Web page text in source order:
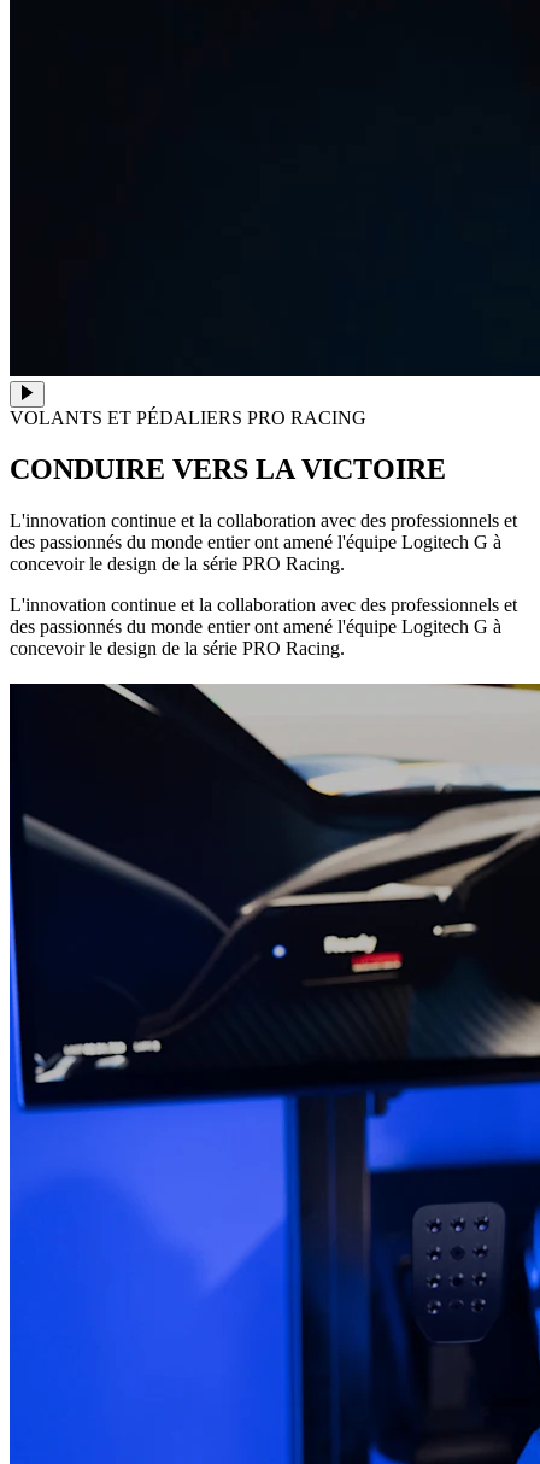
VOLANTS ET PÉDALIERS PRO RACING
CONDUIRE VERS LA VICTOIRE
L'innovation continue et la collaboration avec des professionnels et
des passionnés du monde entier ont amené l'équipe Logitech G à
concevoir le design de la série PRO Racing.
L'innovation continue et la collaboration avec des professionnels et
des passionnés du monde entier ont amené l'équipe Logitech G à
concevoir le design de la série PRO Racing.